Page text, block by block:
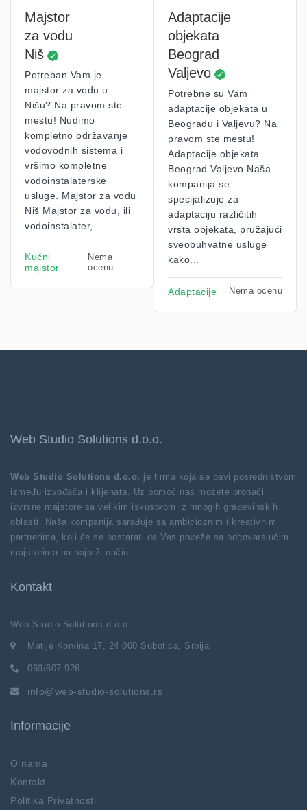
Majstor
za vodu
Niš
Potreban Vam je
majstor za vodu u
Nišu? Na pravom ste
mestu! Nudimo
kompletno održavanje
vodovodnih sistema i
vršimo kompletne
vodoinstalaterske
usluge. Majstor za vodu
Niš Majstor za vodu, ili
vodoinstalater,...
Kućni
majstor
Nema
ocenu
Adaptacije
objekata
Beograd
Valjevo
Potrebne su Vam
adaptacije objekata u
Beogradu i Valjevu? Na
pravom ste mestu!
Adaptacije objekata
Beograd Valjevo Naša
kompanija se
specijalizuje za
adaptaciju različitih
vrsta objekata, pružajući
sveobuhvatne usluge
kako...
Adaptacije Nema ocenu
Web Studio Solutions d.o.o.
Web Studio Solutions d.o.o. je firma koja se bavi posredništvom
između izvođača i klijenata. Uz pomoć nas možete pronaći
izvrsne majstore sa velikim iskustvom iz mnogih građevinskih
oblasti. Naša kompanija sarađuje sa ambicioznim i kreativnim
partnerima, koji će se postarati da Vas poveže sa odgovarajućim
majstorima na najbrži način.
Kontakt
Web Studio Solutions d.o.o.
Matije Korvina 17, 24 000 Subotica, Srbija
069/607-926
info@web-studio-solutions.rs
Informacije
O nama
Kontakt
Politika Privatnosti